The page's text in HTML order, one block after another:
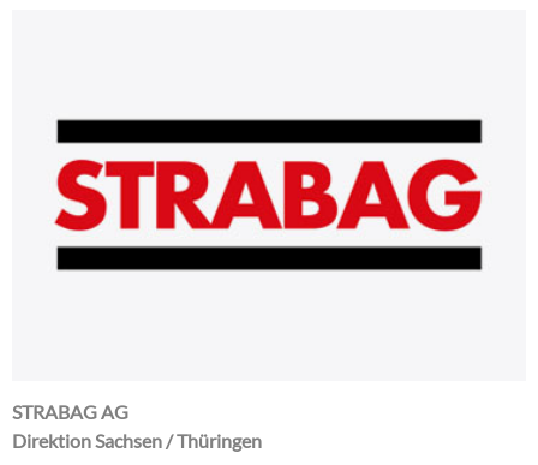
STRABAG AG
Direktion Sachsen / Thüringen